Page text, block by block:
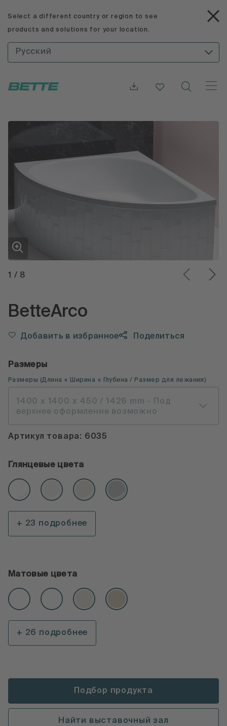
Select a different country or region to see
products and solutions for your location.
Русский
1 / 8
BetteArco
Добавить в избранное Поделиться
Размеры
Размеры (Длина × Ширина × Глубина / Размер для лежания )
1400 x 1400 x 450 / 1426 mm - Под
верхнее оформление возможно
Артикул товара: 6035
Глянцевые цвета
+ 23 подробнее
Матовые цвета
+ 26 подробнее
Подбор продукта
Найти выставочный зал